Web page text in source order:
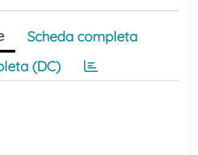
Scheda completa
(DC)